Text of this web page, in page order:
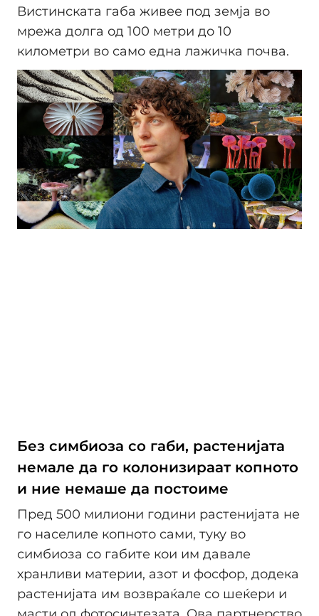
Вистинската габа живее под земја во
мрежа долга од 100 метри до 10
километри во само една лажичка почва.
Без симбиоза со габи, растенијата
немале да го колонизираат копното
и ние немаше да постоиме
Пред 500 милиони години растенијата не
го населиле копното сами, туку во
симбиоза со габите кои им давале
хранливи материи, азот и фосфор, додека
растенијата им возвраќале со шеќери и